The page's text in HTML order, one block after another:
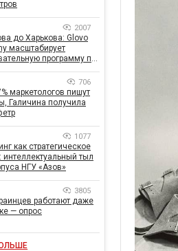
2007
до Харькова: Glovo
масштабирует
программу по
706
маркетологов пишут
Галичина получила
1077
как стратегическое
интеллектуальный тыл
НГУ «Азов»
3805
работают даже
— опрос